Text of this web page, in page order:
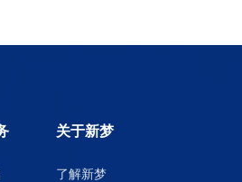
关于新梦
了解新梦